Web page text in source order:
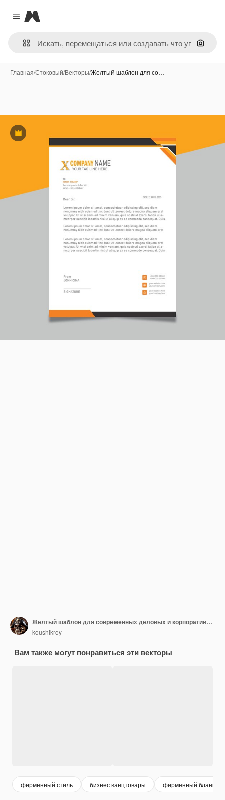
Close menu
Magnific
Поиск
Главная/Стоковый/Векторы/Желтый шаблон для со…
Премиум
Желтый шаблон для современных деловых и корпоративных бумаг
koushikroy
Вам также могут понравиться эти векторы
фирменный стиль бизнес канцтовары фирменный бланк